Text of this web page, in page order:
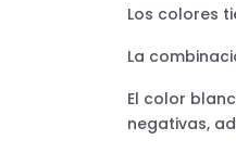
Los colores
La
El color
negativas,